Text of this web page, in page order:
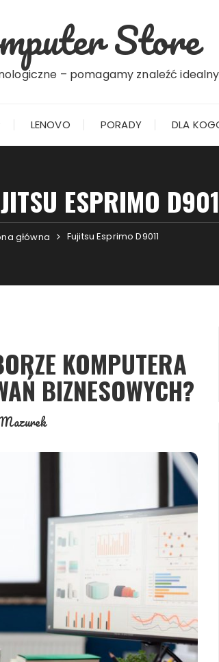
Store
– pomagamy znaleźć
LENOVO PORADY DLA
ESPRIMO
główna Fujitsu Esprimo D9011
KOMPUTERA
BIZNESOWYCH?